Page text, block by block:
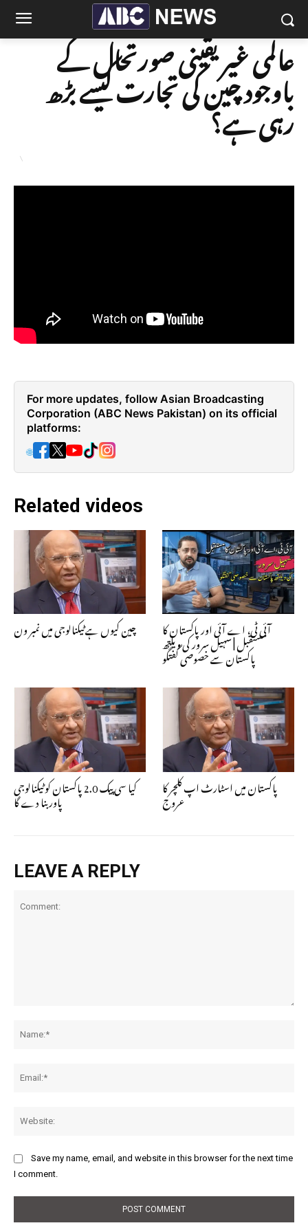
عالمی غیر یقینی صورتحال کے
باوجود چین کی تجارت کیسے بڑھ
رہی ہے؟
For more updates, follow Asian Broadcasting
Corporation (ABC News Pakistan) on its official
platforms:
🌐
Related videos
چین کیوں ہے ٹیکنالوجی میں نمبر ون آئی ٹی، اے آئی اور پاکستان کا
مستقبل | سہیل سرور کی ویلتھ
پاکستان سے خصوصی گفتگو
کیا سی پیک 2.0 پاکستان کو ٹیکنالوجی
پاور بنا دے گا
پاکستان میں اسٹارٹ اپ کلچر کا
عروج
LEAVE A REPLY
Save my name, email, and website in this browser for the next time
I comment.